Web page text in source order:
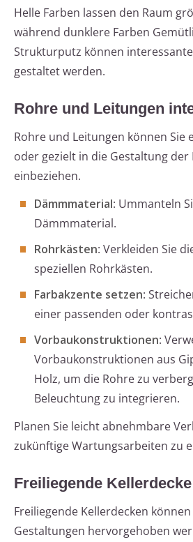
Helle Farben lassen den Raum
während dunklere Farben
Strukturputz können
gestaltet werden.
Rohre und Leitungen
Rohre und Leitungen können Sie
oder gezielt in die Gestaltung der
einbeziehen.
Dämmmaterial: Ummanteln
Dämmmaterial.
Rohrkästen: Verkleiden Sie
speziellen Rohrkästen.
Farbakzente setzen:
einer passenden oder
Vorbaukonstruktionen:
Vorbaukonstruktionen aus
Holz, um die Rohre zu
Beleuchtung zu integrieren.
Planen Sie leicht abnehmbare
zukünftige Wartungsarbeiten zu
Freiliegende
Freiliegende Kellerdecken
Gestaltungen hervorgehoben